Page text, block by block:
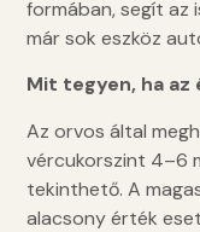
formában, segít az
már sok eszköz
Mit tegyen, ha
Az orvos által
vércukorszint 4–6
tekinthető. A
alacsony érték